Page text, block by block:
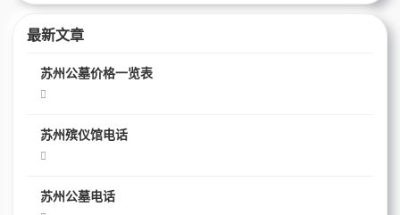
最新文章
苏州公墓价格一览表
苏州殡仪馆电话
苏州公墓电话